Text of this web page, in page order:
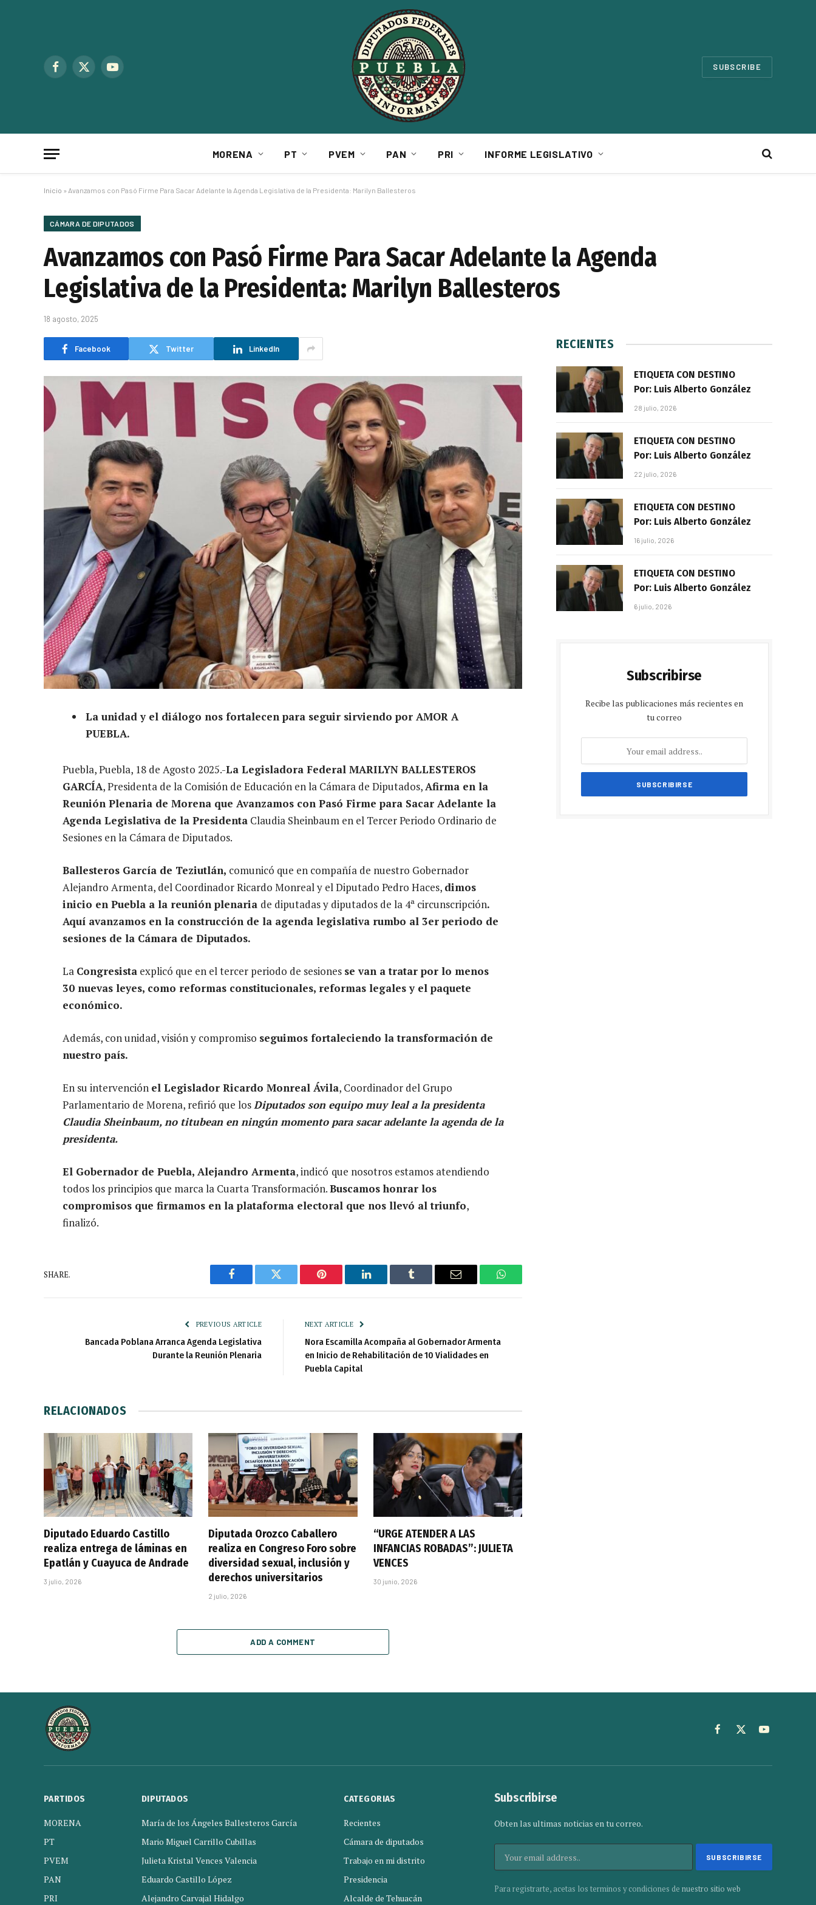
Facebook
X
YouTube SUBSCRIBE
MORENA PT PVEM PAN PRI INFORME LEGISLATIVO
Inicio » Avanzamos con Pasó Firme Para Sacar Adelante la Agenda Legislativa de la Presidenta: Marilyn Ballesteros
CÁMARA DE DIPUTADOS
Avanzamos con Pasó Firme Para Sacar Adelante la Agenda
Legislativa de la Presidenta: Marilyn Ballesteros
18 agosto, 2025
Facebook Twitter LinkedIn
La unidad y el diálogo nos fortalecen para seguir sirviendo por AMOR A
PUEBLA.
Puebla, Puebla, 18 de Agosto 2025.-La Legisladora Federal MARILYN BALLESTEROS
GARCÍA, Presidenta de la Comisión de Educación en la Cámara de Diputados, Afirma en la
Reunión Plenaria de Morena que Avanzamos con Pasó Firme para Sacar Adelante la
Agenda Legislativa de la Presidenta Claudia Sheinbaum en el Tercer Periodo Ordinario de
Sesiones en la Cámara de Diputados.
Ballesteros García de Teziutlán, comunicó que en compañía de nuestro Gobernador
Alejandro Armenta, del Coordinador Ricardo Monreal y el Diputado Pedro Haces, dimos
inicio en Puebla a la reunión plenaria de diputadas y diputados de la 4ª circunscripción.
Aquí avanzamos en la construcción de la agenda legislativa rumbo al 3er periodo de
sesiones de la Cámara de Diputados.
La Congresista explicó que en el tercer periodo de sesiones se van a tratar por lo menos
30 nuevas leyes, como reformas constitucionales, reformas legales y el paquete
económico.
Además, con unidad, visión y compromiso seguimos fortaleciendo la transformación de
nuestro país.
En su intervención el Legislador Ricardo Monreal Ávila, Coordinador del Grupo
Parlamentario de Morena, refirió que losDiputados son equipo muy leal a la presidenta
Claudia Sheinbaum, no titubean en ningún momento para sacar adelante la agenda de la
presidenta.
El Gobernador de Puebla, Alejandro Armenta, indicó que nosotros estamos atendiendo
todos los principios que marca la Cuarta Transformación.Buscamos honrar los
compromisos que firmamos en la plataforma electoral que nos llevó al triunfo,
finalizó.
SHARE.
Facebook Twitter Pinterest LinkedIn Tumblr Email WhatsApp
PREVIOUS ARTICLE
Bancada Poblana Arranca Agenda Legislativa
Durante la Reunión Plenaria
NEXT ARTICLE
Nora Escamilla Acompaña al Gobernador Armenta
en Inicio de Rehabilitación de 10 Vialidades en
Puebla Capital
RELACIONADOS
Diputado Eduardo Castillo
realiza entrega de láminas en
Epatlán y Cuayuca de Andrade
3 julio, 2026
Diputada Orozco Caballero
realiza en Congreso Foro sobre
diversidad sexual, inclusión y
derechos universitarios
2 julio, 2026
“URGE ATENDER A LAS
INFANCIAS ROBADAS”: JULIETA
VENCES
30 junio, 2026
ADD A COMMENT
RECIENTES
ETIQUETA CON DESTINO
Por: Luis Alberto González
28 julio, 2026
ETIQUETA CON DESTINO
Por: Luis Alberto González
22 julio, 2026
ETIQUETA CON DESTINO
Por: Luis Alberto González
16 julio, 2026
ETIQUETA CON DESTINO
Por: Luis Alberto González
6 julio, 2026
Subscribirse
Recibe las publicaciones más recientes en
tu correo
Facebook
X
YouTube
PARTIDOS
MORENA
PT
PVEM
PAN
PRI
DIPUTADOS
María de los Ángeles Ballesteros García
Mario Miguel Carrillo Cubillas
Julieta Kristal Vences Valencia
Eduardo Castillo López
Alejandro Carvajal Hidalgo
CATEGORIAS
Recientes
Cámara de diputados
Trabajo en mi distrito
Presidencia
Alcalde de Tehuacán
Subscribirse
Obten las ultimas noticias en tu correo.
Para registrarte, acetas los terminos y condiciones de nuestro sitio web